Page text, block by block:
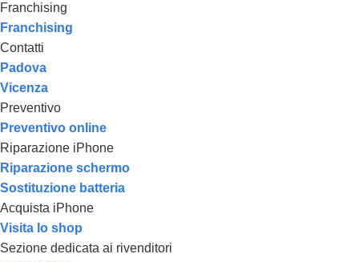
Franchising
Franchising
Contatti
Padova
Vicenza
Preventivo
Preventivo online
Riparazione iPhone
Riparazione schermo
Sostituzione batteria
Acquista iPhone
Visita lo shop
Sezione dedicata ai rivenditori